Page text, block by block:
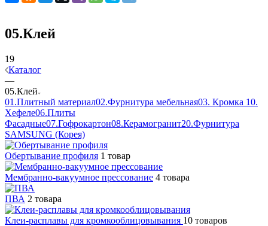
05.Клей
19
Каталог
—
05.Клей
01.Плитный материал02.Фурнитура мебельная03. Кромка 10.
Хефеле06.Плиты
Фасадные07.Гофрокартон08.Керамогранит20.Фурнитура
SAMSUNG (Корея)
Обертывание профиля 1 товар
Мембранно-вакуумное прессование 4 товара
ПВА 2 товара
Клеи-расплавы для кромкооблицовывания 10 товаров